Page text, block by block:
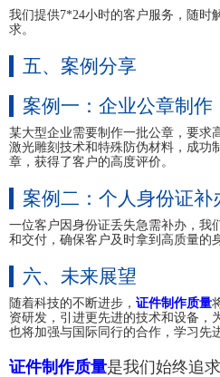
我们提供7*24小时的客户服务，随时
求。
五、案例分享
案例一：企业公章制作
某大型企业需要制作一批公章，要求
激光雕刻技术和特殊防伪材料，成功
章，获得了客户的高度评价。
案例二：个人身份证补
一位客户因身份证丢失急需补办，我
和交付，确保客户及时拿到高质量的
六、未来展望
随着科技的不断进步， 证件制作质量
资研发，引进更先进的技术和设备，
也将加强与国际同行的合作，学习先
证件制作质量是我们始终追